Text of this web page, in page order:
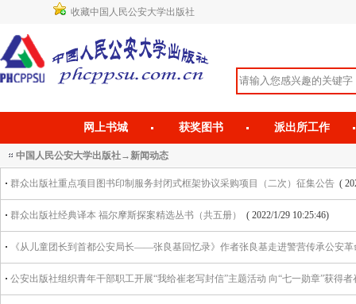
收藏中国人民公安大学出版社
网上书城 获奖图书 派出所工作
中国人民公安大学出版社→新闻动态
· 群众出版社重点项目图书印制服务封闭式框架协议采购项目（二次）征集公告 (
· 群众出版社经典译本 福尔摩斯探案精选丛书（共五册） ( 2022/1/29 10:25:46)
· 《从儿童团长到首都公安局长——张良基回忆录》作者张良基走进警营传承公安革
· 公安出版社组织青年干部职工开展“我给崔老写封信”主题活动 向“七一勋章”获得